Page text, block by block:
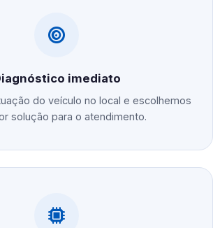
imediato
do veículo no local e escolhemos
solução para o atendimento.